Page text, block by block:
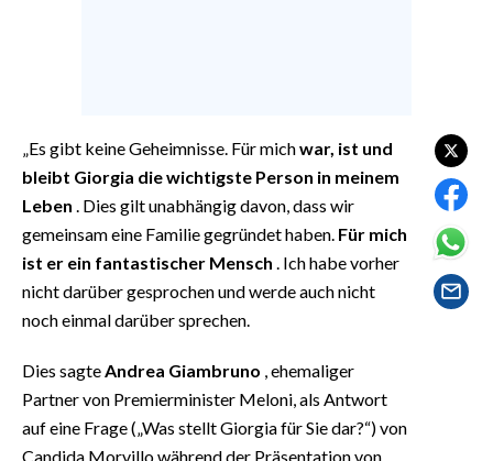
INFO AZIENDE
ABBONATI
ANNUNCI
NECROLOGI
PUBBLICITÀ
STORE
„Es gibt keine Geheimnisse. Für michwar, ist und
bleibt Giorgia die wichtigste Person in meinem
Leben . Dies gilt unabhängig davon, dass wir
gemeinsam eine Familie gegründet haben. Für mich
ist er ein fantastischer Mensch . Ich habe vorher
nicht darüber gesprochen und werde auch nicht
noch einmal darüber sprechen.
Dies sagte Andrea Giambruno , ehemaliger
Partner von Premierminister Meloni, als Antwort
auf eine Frage („Was stellt Giorgia für Sie dar?“) von
Candida Morvillo während der Präsentation von